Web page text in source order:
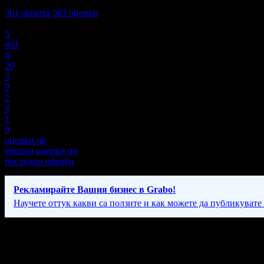
361 ревюта 503 оценки
5
461
4
20
3
9
2
4
1
9
оценки по
месеци оценки по
последни оферти
Рекламирайте Вашия бизнес в Grabo!
Научете оттук какви са ползите и как можете да публикувате